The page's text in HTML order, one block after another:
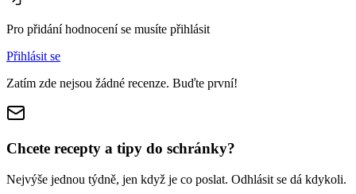
Pro přidání hodnocení se musíte přihlásit
Přihlásit se
Zatím zde nejsou žádné recenze. Buďte první!
Chcete recepty a tipy do schránky?
Nejvýše jednou týdně, jen když je co poslat. Odhlásit se dá kdykoli.